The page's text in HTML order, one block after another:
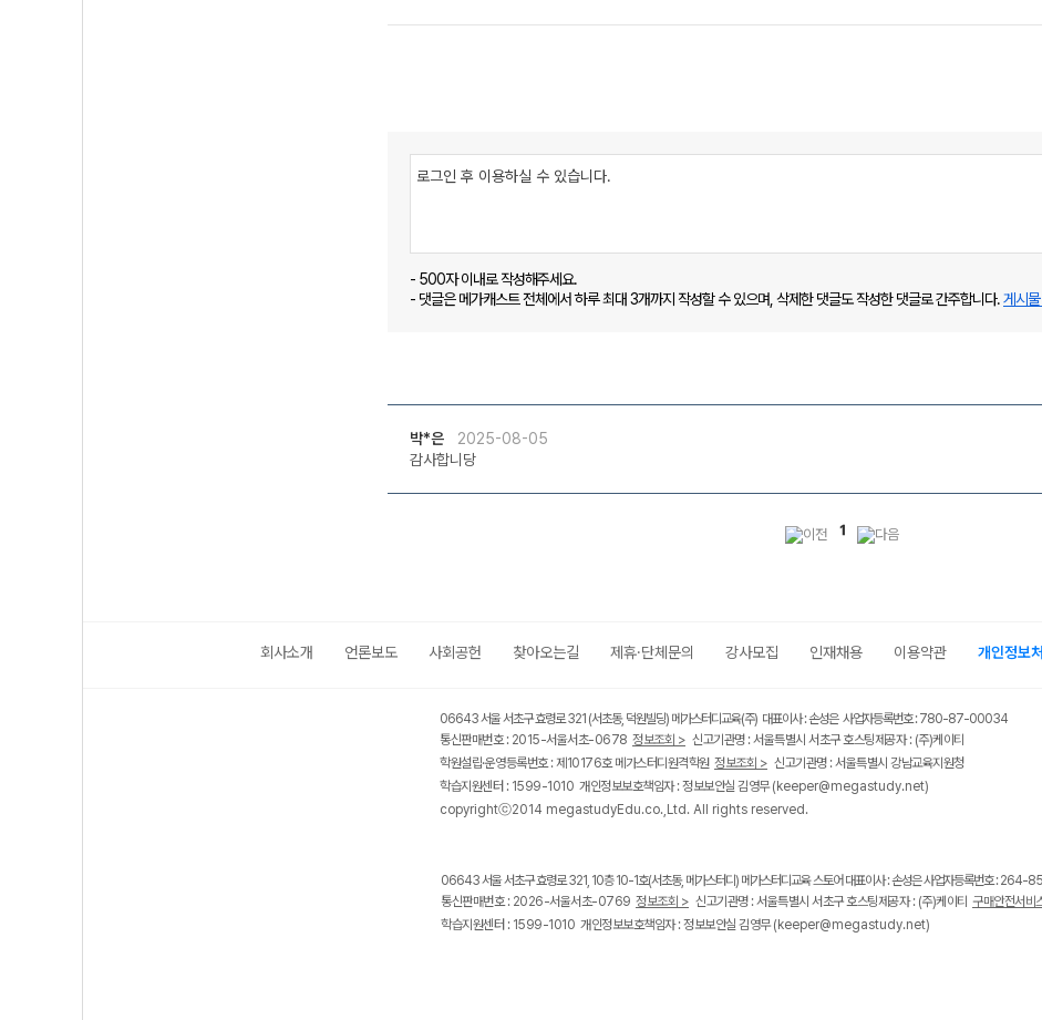
- 500자 이내로 작성해주세요.
- 댓글은 메가캐스트 전체에서 하루 최대 3개까지 작성할 수 있으며, 삭제한 댓글도 작성한 댓글로 간주합니다.게시
박*은 2025-08-05
감사합니당
1
회사소개 언론보도 사회공헌 찾아오는길 제휴·단체문의 강사모집 인재채용 이용약관 개인정보
06643 서울 서초구 효령로 321 (서초동, 덕원빌딩) 메가스터디교육(주) 대표이사 : 손성은 사업자등록번호 : 780-87-00034
통신판매번호 : 2015-서울서초-0678 정보조회 > 신고기관명 : 서울특별시 서초구 호스팅제공자 : (주)케이티
학원설립·운영등록번호 : 제10176호 메가스터디원격학원 정보조회 > 신고기관명 : 서울특별시 강남교육지원청
학습지원센터 : 1599-1010 개인정보보호책임자 : 정보보안실 김영무(keeper@megastudy.net)
copyrightⓒ2014 megastudyEdu.co.,Ltd. All rights reserved.
06643 서울 서초구 효령로 321, 10층 10-1호(서초동, 메가스터디) 메가스터디교육 스토어 대표이사 : 손성은 사업자등록번호 :
통신판매번호 : 2026-서울서초-0769 정보조회 > 신고기관명 : 서울특별시 서초구 호스팅제공자 : (주)케이티 구매안전서비
학습지원센터 : 1599-1010 개인정보보호책임자 : 정보보안실 김영무(keeper@megastudy.net)